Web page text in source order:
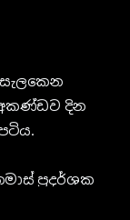
දින
ප්‍රදර්ශක
ඩී. බී.